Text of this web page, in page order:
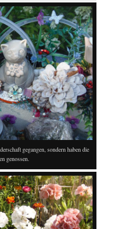
gegangen, sondern haben die
genossen.